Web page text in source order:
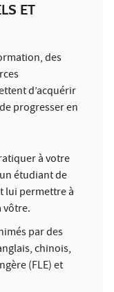
ET
des
d’acquérir
progresser en
à votre
étudiant de
lui permettre à
vôtre.
par des
chinois,
(FLE) et